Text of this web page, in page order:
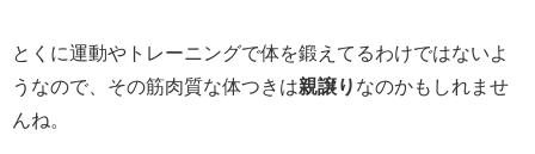
とくに運動やトレーニングで体を鍛えてるわけではないよ
うなので、その筋肉質な体つきは親譲り なのかもしれませ
んね。